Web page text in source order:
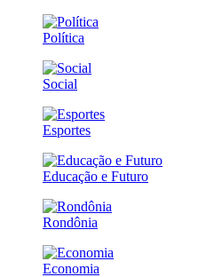
Política
Social
Esportes
Educação e Futuro
Rondônia
Economia